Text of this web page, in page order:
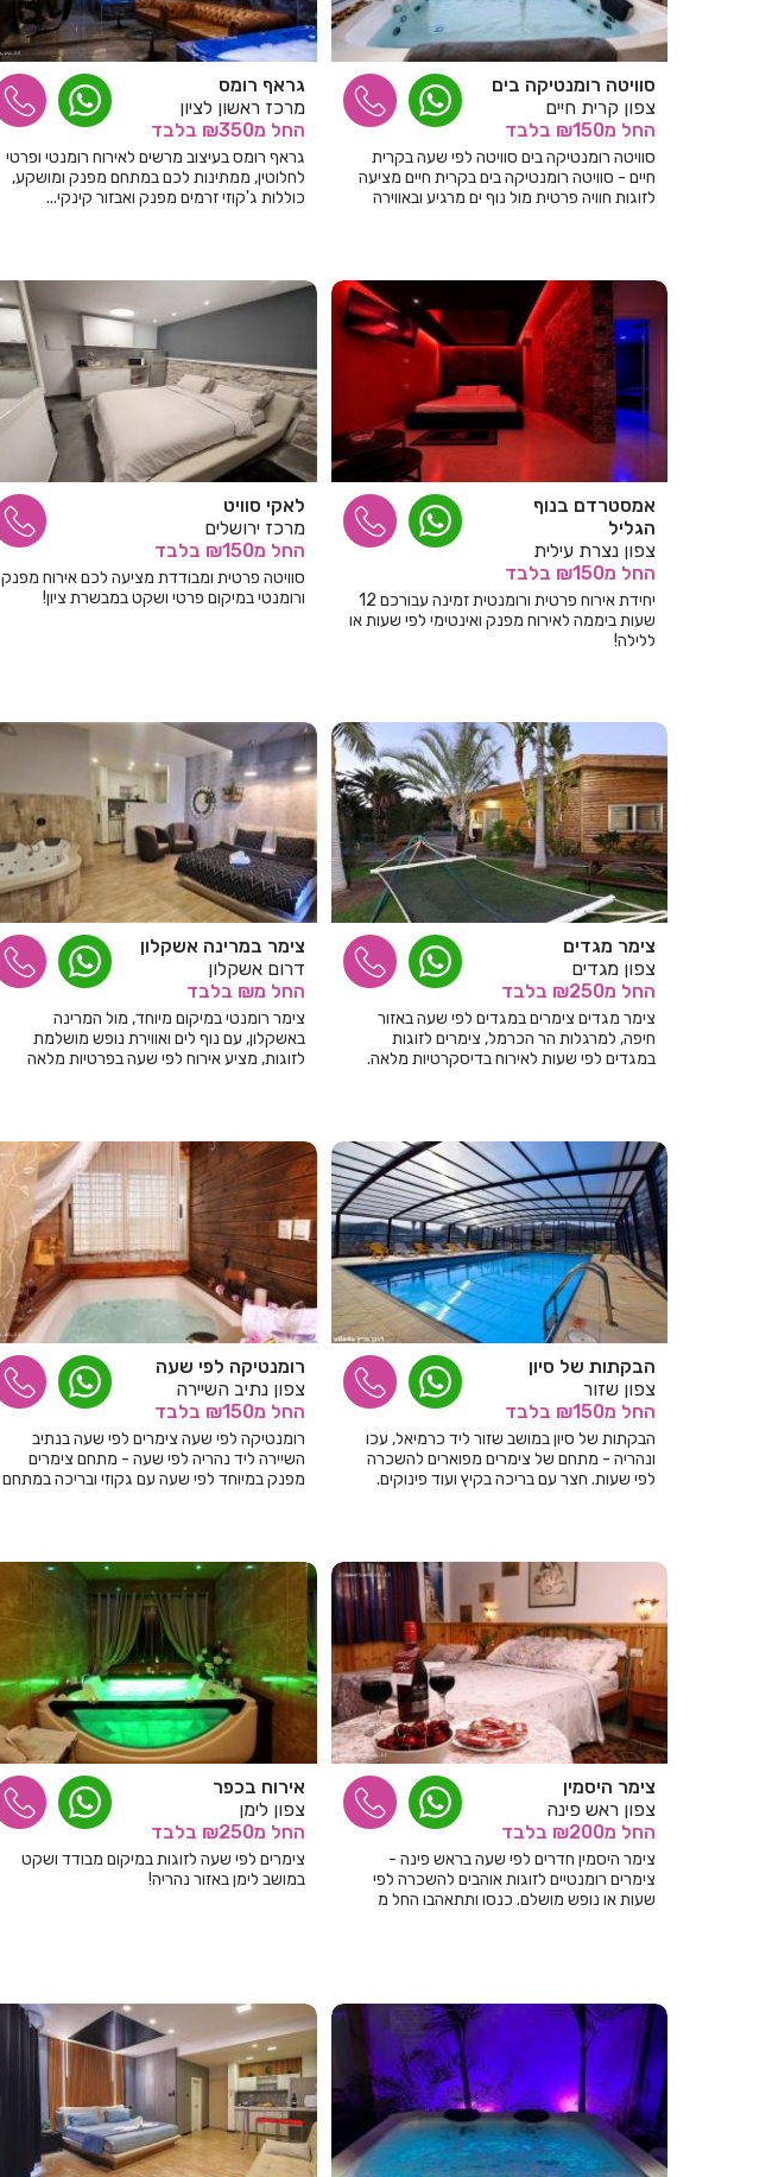
סוויטה רומנטיקה בים
צפון קרית חיים
החל מ₪150 בלבד
סוויטה רומנטיקה בים סוויטה לפי שעה בקרית
חיים - סוויטה רומנטיקה בים בקרית חיים מציעה
לזוגות חוויה פרטית מול נוף ים מרגיע ובאווירה
גראף רומס
מרכז ראשון לציון
החל מ₪350 בלבד
גראף רומס בעיצוב מרשים לאירוח רומנטי ופרטי
לחלוטין, ממתינות לכם במתחם מפנק ומושקע,
כוללות ג'קוזי זרמים מפנק ואבזור קינקי...
אמסטרדם בנוף
הגליל
צפון נצרת עילית
החל מ₪150 בלבד
יחידת אירוח פרטית ורומנטית זמינה עבורכם 12
שעות ביממה לאירוח מפנק ואינטימי לפי שעות או
ללילה!
לאקי סוויט
מרכז ירושלים
החל מ₪150 בלבד
סוויטה פרטית ומבודדת מציעה לכם אירוח מפנק
ורומנטי במיקום פרטי ושקט במבשרת ציון!
צימר מגדים
צפון מגדים
החל מ₪250 בלבד
צימר מגדים צימרים במגדים לפי שעה באזור
חיפה, למרגלות הר הכרמל, צימרים לזוגות
במגדים לפי שעות לאירוח בדיסקרטיות מלאה.
צימר במרינה אשקלון
דרום אשקלון
החל מ₪ בלבד
צימר רומנטי במיקום מיוחד, מול המרינה
באשקלון, עם נוף לים ואווירת נופש מושלמת
לזוגות, מציע אירוח לפי שעה בפרטיות מלאה
הבקתות של סיון
צפון שזור
החל מ₪150 בלבד
הבקתות של סיון במושב שזור ליד כרמיאל, עכו
ונהריה - מתחם של צימרים מפוארים להשכרה
לפי שעות. חצר עם בריכה בקיץ ועוד פינוקים.
רומנטיקה לפי שעה
צפון נתיב השיירה
החל מ₪150 בלבד
רומנטיקה לפי שעה צימרים לפי שעה בנתיב
השיירה ליד נהריה לפי שעה - מתחם צימרים
מפנק במיוחד לפי שעה עם גקוזי ובריכה במתחם
צימר היסמין
צפון ראש פינה
החל מ₪200 בלבד
צימר היסמין חדרים לפי שעה בראש פינה -
צימרים רומנטיים לזוגות אוהבים להשכרה לפי
שעות או נופש מושלם. כנסו ותתאהבו החל מ
אירוח בכפר
צפון לימן
החל מ₪250 בלבד
צימרים לפי שעה לזוגות במיקום מבודד ושקט
במושב לימן באזור נהריה!